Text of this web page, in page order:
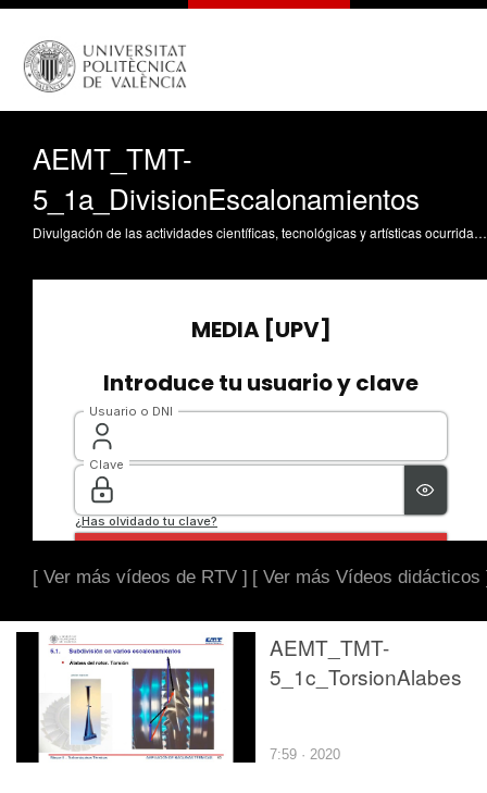
AEMT_TMT-
5_1a_DivisionEscalonamientos
Divulgación de las actividades científicas, tecnológicas y artísticas ocurridas en los tres campus de la UPV
[ Ver más vídeos de RTV ] [ Ver más Vídeos didácticos
AEMT_TMT-
5_1c_TorsionAlabes
7:59 · 2020